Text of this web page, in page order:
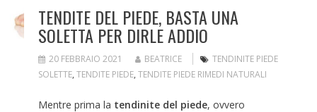
TENDITE DEL PIEDE, BASTA UNA
SOLETTA PER DIRLE ADDIO
20 FEBBRAIO 2021 BEATRICE
TENDINITE PIEDE
SOLETTE, TENDITE PIEDE, TENDITE PIEDE RIMEDI NATURALI
Mentre prima la tendinite del piede, ovvero